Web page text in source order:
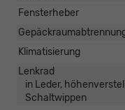
Fensterheber
Klimatisierung
Lenkrad
in Leder,
Schaltwippen